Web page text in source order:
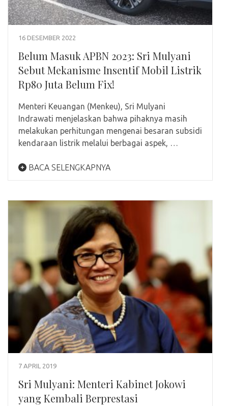
16 DESEMBER 2022
Belum Masuk APBN 2023: Sri Mulyani
Sebut Mekanisme Insentif Mobil Listrik
Rp80 Juta Belum Fix!
Menteri Keuangan (Menkeu), Sri Mulyani
Indrawati menjelaskan bahwa pihaknya masih
melakukan perhitungan mengenai besaran subsidi
kendaraan listrik melalui berbagai aspek, …
BACA SELENGKAPNYA
7 APRIL 2019
Sri Mulyani: Menteri Kabinet Jokowi
yang Kembali Berprestasi